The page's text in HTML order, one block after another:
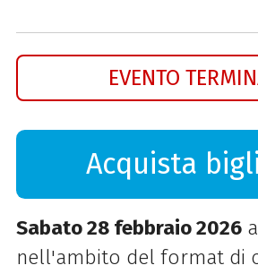
EVENTO
Acquista
Sabato 28 febbraio 2026
nell'ambito del format di